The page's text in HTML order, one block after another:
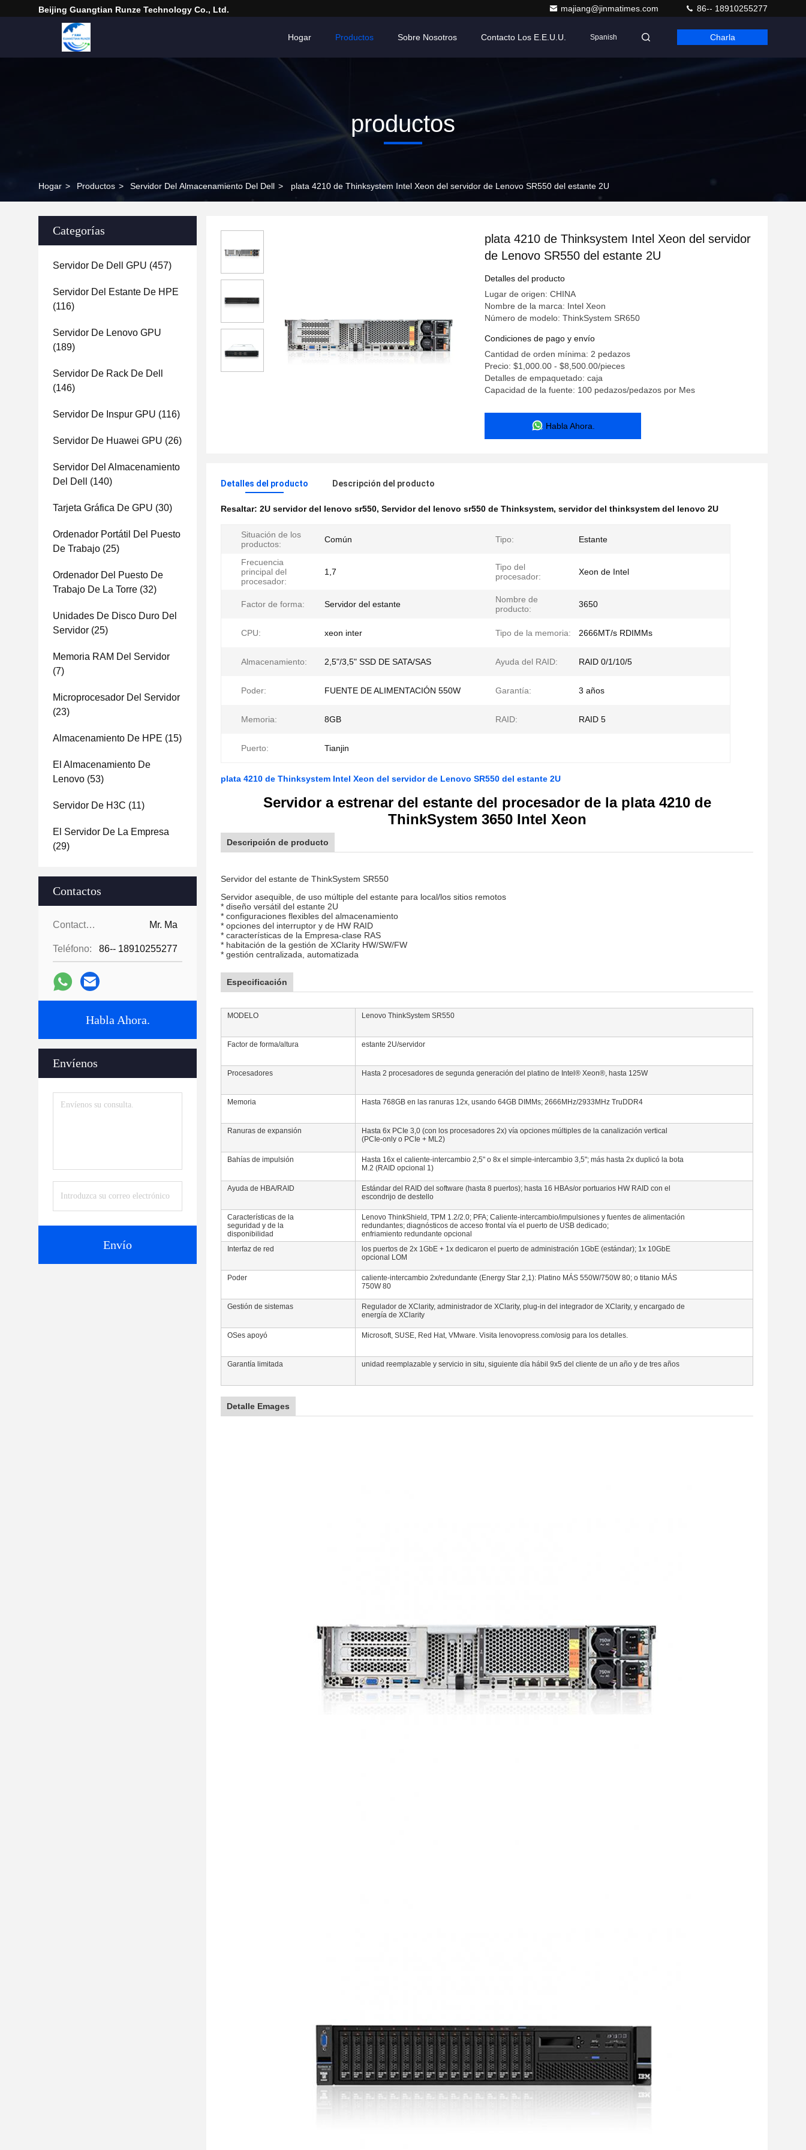
Beijing Guangtian Runze Technology Co., Ltd. majiang@jinmatimes.com 86-- 18910255277
Hogar Productos Sobre Nosotros Contacto Los E.E.U.U. Spanish Charla
productos
Hogar > Productos > Servidor Del Almacenamiento Del Dell > plata 4210 de Thinksystem Intel Xeon del servidor de Lenovo SR550 del estante 2U
Categorías
Servidor De Dell GPU (457)
Servidor Del Estante De HPE
(116)
Servidor De Lenovo GPU
(189)
Servidor De Rack De Dell
(146)
Servidor De Inspur GPU (116)
Servidor De Huawei GPU (26)
Servidor Del Almacenamiento
Del Dell
(140)
Tarjeta Gráfica De GPU (30)
Ordenador Portátil Del Puesto
De Trabajo (25)
Ordenador Del Puesto De
Trabajo De La Torre (32)
Unidades De Disco Duro Del
Servidor (25)
Memoria RAM Del Servidor
(7)
Microprocesador Del Servidor
(23)
Almacenamiento De HPE (15)
El Almacenamiento De
Lenovo (53)
Servidor De H3C (11)
El Servidor De La Empresa
(29)
Contactos
Contactos: Mr. Ma
Teléfono: 86-- 18910255277
Habla Ahora.
Envíenos
Envío
plata 4210 de Thinksystem Intel Xeon del servidor
de Lenovo SR550 del estante 2U
Detalles del producto
Lugar de origen: CHINA
Nombre de la marca: Intel Xeon
Número de modelo: ThinkSystem SR650
Condiciones de pago y envío
Cantidad de orden mínima: 2 pedazos
Precio: $1,000.00 - $8,500.00/pieces
Detalles de empaquetado: caja
Capacidad de la fuente: 100 pedazos/pedazos por Mes
Habla Ahora.
Detalles del producto Descripción del producto
Resaltar: 2U servidor del lenovo sr550, Servidor del lenovo sr550 de Thinksystem, servidor del thinksystem del lenovo 2U
Situación de los
productos:
Común Tipo: Estante
Frecuencia
principal del
procesador:
1,7
Tipo del
procesador:
Xeon de Intel
Factor de forma: Servidor del estante
Nombre de
producto:
3650
CPU: xeon inter Tipo de la memoria: 2666MT/s RDIMMs
Almacenamiento: 2,5"/3,5" SSD DE SATA/SAS Ayuda del RAID: RAID 0/1/10/5
Poder: FUENTE DE ALIMENTACIÓN 550W Garantía: 3 años
Memoria: 8GB RAID: RAID 5
Puerto: Tianjin
plata 4210 de Thinksystem Intel Xeon del servidor de Lenovo SR550 del estante 2U
Servidor a estrenar del estante del procesador de la plata 4210 de
ThinkSystem 3650 Intel Xeon
Descripción de producto
Servidor del estante de ThinkSystem SR550
Servidor asequible, de uso múltiple del estante para local/los sitios remotos
* diseño versátil del estante 2U
* configuraciones flexibles del almacenamiento
* opciones del interruptor y de HW RAID
* características de la Empresa-clase RAS
* habitación de la gestión de XClarity HW/SW/FW
* gestión centralizada, automatizada
Especificación
MODELO Lenovo ThinkSystem SR550
Factor de forma/altura estante 2U/servidor
Procesadores Hasta 2 procesadores de segunda generación del platino de Intel® Xeon®, hasta 125W
Memoria Hasta 768GB en las ranuras 12x, usando 64GB DIMMs; 2666MHz/2933MHz TruDDR4
Ranuras de expansión
Hasta 6x PCIe 3,0 (con los procesadores 2x) vía opciones múltiples de la canalización vertical
(PCIe-only o PCIe + ML2)
Bahías de impulsión
Hasta 16x el caliente-intercambio 2,5" o 8x el simple-intercambio 3,5"; más hasta 2x duplicó la bota
M.2 (RAID opcional 1)
Ayuda de HBA/RAID
Estándar del RAID del software (hasta 8 puertos); hasta 16 HBAs/or portuarios HW RAID con el
escondrijo de destello
Características de la
seguridad y de la
disponibilidad
Lenovo ThinkShield, TPM 1.2/2.0; PFA; Caliente-intercambio/impulsiones y fuentes de alimentación
redundantes; diagnósticos de acceso frontal vía el puerto de USB dedicado;
enfriamiento redundante opcional
Interfaz de red
los puertos de 2x 1GbE + 1x dedicaron el puerto de administración 1GbE (estándar); 1x 10GbE
opcional LOM
Poder
caliente-intercambio 2x/redundante (Energy Star 2,1): Platino MÁS 550W/750W 80; o titanio MÁS
750W 80
Gestión de sistemas
Regulador de XClarity, administrador de XClarity, plug-in del integrador de XClarity, y encargado de
energía de XClarity
OSes apoyó Microsoft, SUSE, Red Hat, VMware. Visita lenovopress.com/osig para los detalles.
Garantía limitada unidad reemplazable y servicio in situ, siguiente día hábil 9x5 del cliente de un año y de tres años
Detalle Emages